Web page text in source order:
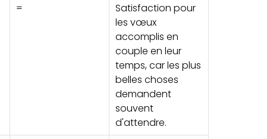
=
Satisfaction pour
les vœux
accomplis en
couple en leur
temps, car les plus
belles choses
demandent
souvent
d'attendre.